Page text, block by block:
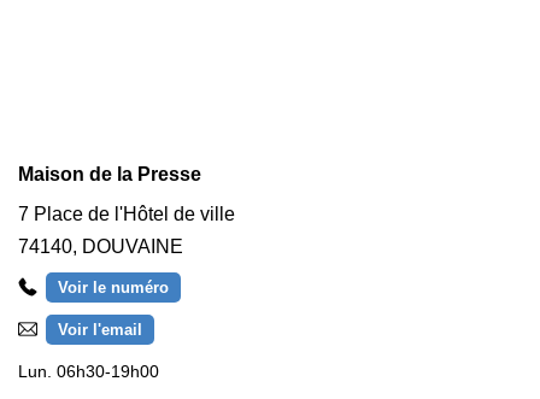
Maison de la Presse
7 Place de l'Hôtel de ville
74140, DOUVAINE
Voir le numéro
Voir l'email
Lun. 06h30-19h00